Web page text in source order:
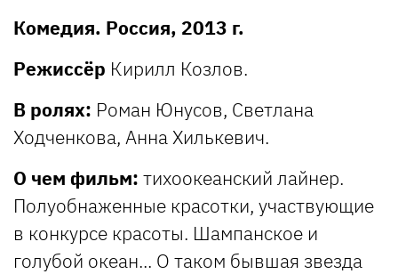
Комедия. Россия, 2013 г.
Режиссёр Кирилл Козлов.
В ролях: Роман Юнусов, Светлана
Ходченкова, Анна Хилькевич.
О чем фильм: тихоокеанский лайнер.
Полуобнаженные красотки, участвующие
в конкурсе красоты. Шампанское и
голубой океан... О таком бывшая звезда